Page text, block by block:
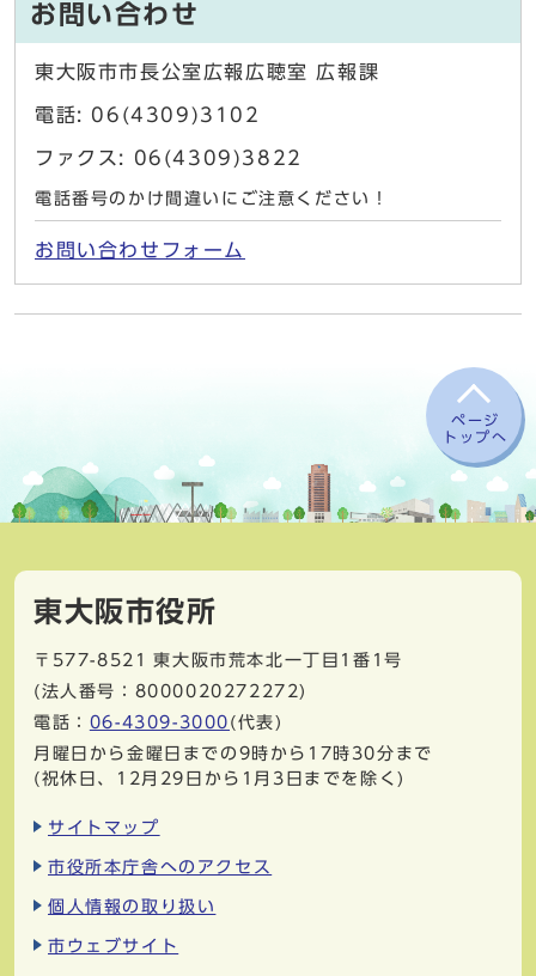
お問い合わせ
東大阪市市長公室広報広聴室 広報課
電話: 06(4309)3102
ファクス: 06(4309)3822
電話番号のかけ間違いにご注意ください！
お問い合わせフォーム
ページ
トップへ
東大阪市役所
〒577-8521
東大阪市荒本北一丁目1番1号
(法人番号：8000020272272)
電話： 06-4309-3000 (代表)
月曜日から金曜日までの9時から17時30分まで
(祝休日、12月29日から1月3日までを除く)
サイトマップ
市役所本庁舎へのアクセス
個人情報の取り扱い
市ウェブサイト